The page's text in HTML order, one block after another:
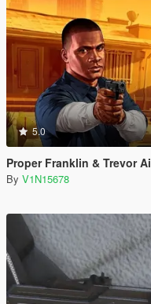
5.0
Proper Franklin & Trevor
By V1N15678